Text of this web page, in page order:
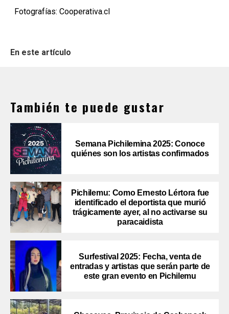
Fotografías: Cooperativa.cl
En este artículo
También te puede gustar
Semana Pichilemina 2025: Conoce
quiénes son los artistas confirmados
Pichilemu: Como Ernesto Lértora fue
identificado el deportista que murió
trágicamente ayer, al no activarse su
paracaidista
Surfestival 2025: Fecha, venta de
entradas y artistas que serán parte de
este gran evento en Pichilemu